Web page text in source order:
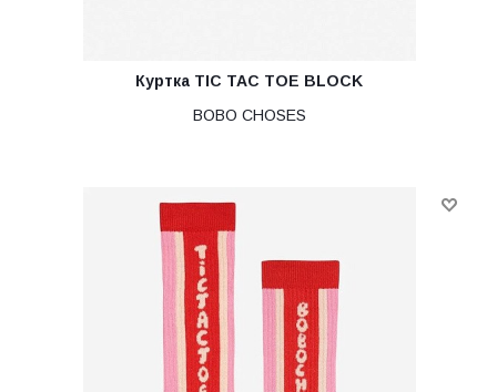
Куртка TIC TAC TOE BLOCK
BOBO CHOSES